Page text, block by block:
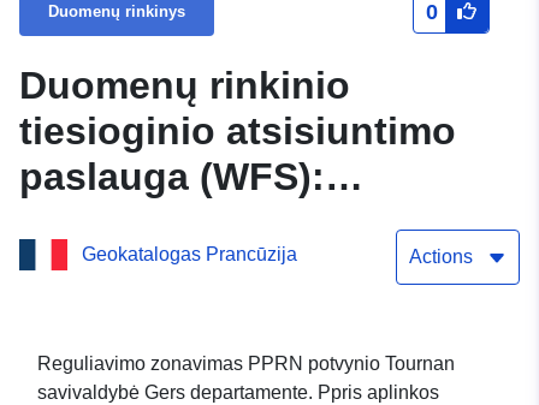
Duomenų rinkinys 0
Duomenų rinkinio
tiesioginio atsisiuntimo
paslauga (WFS):
Geokatalogas Prancūzija Actions
Reguliavimo zonavimas PPRN potvynio Tournan
savivaldybė Gers departamente. Ppris aplinkos